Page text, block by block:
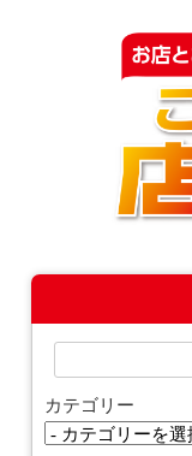
カテゴリー